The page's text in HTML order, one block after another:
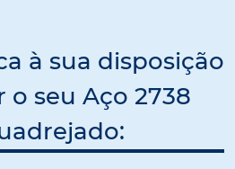
à sua disposição
o seu Aço 2738